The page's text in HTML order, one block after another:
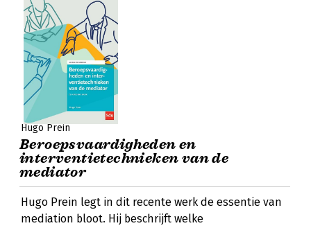
Hugo Prein
Beroepsvaardigheden en
interventietechnieken van de
mediator
Hugo Prein legt in dit recente werk de essentie van
mediation bloot. Hij beschrijft welke